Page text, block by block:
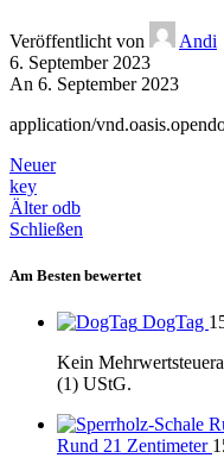
Veröffentlicht von
Andi
6. September 2023
An 6. September 2023
application/
Neuer
key
Älter odb
Schließen
Am Besten bewertet
DogTag
Kein
(1) UStG.
Rund 21 Zentimeter